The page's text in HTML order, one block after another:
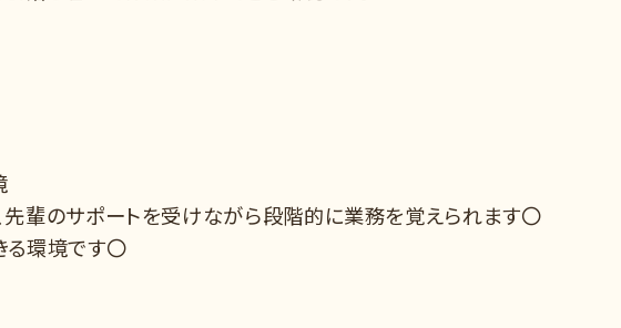
先輩のサポートを受けながら段階的に業務を覚えられます〇
る環境です〇